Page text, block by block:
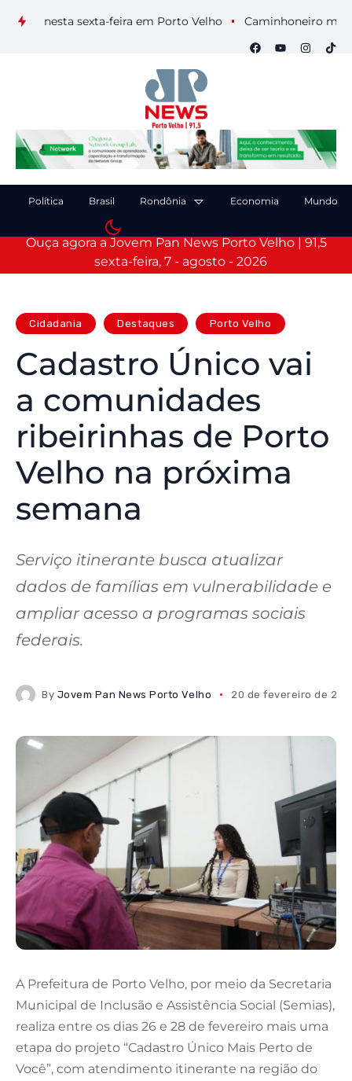
nesta sexta-feira em Porto Velho Caminhoneiro morre
Política Brasil Rondônia Economia Mundo
Ouça agora a Jovem Pan News Porto Velho | 91,5
sexta-feira, 7 - agosto - 2026
Cidadania Destaques Porto Velho
Cadastro Único vai
a comunidades
ribeirinhas de Porto
Velho na próxima
semana
Serviço itinerante busca atualizar
dados de famílias em vulnerabilidade e
ampliar acesso a programas sociais
federais.
By Jovem Pan News Porto Velho 20 de fevereiro de
A Prefeitura de Porto Velho, por meio da Secretaria
Municipal de Inclusão e Assistência Social (Semias),
realiza entre os dias 26 e 28 de fevereiro mais uma
etapa do projeto “Cadastro Único Mais Perto de
Você”, com atendimento itinerante na região do